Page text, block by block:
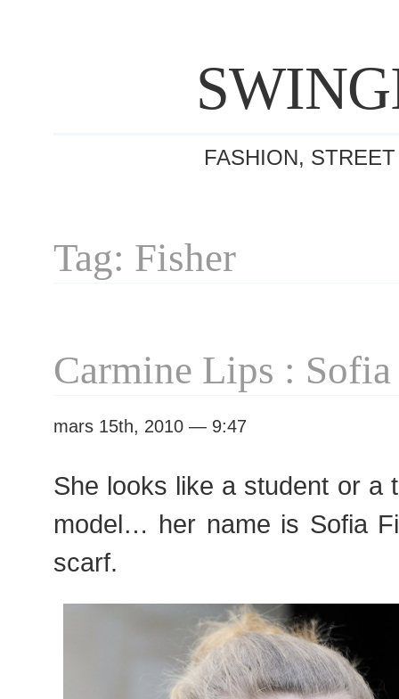
FASHION,
Tag: Fisher
Carmine Lips :
mars 15th, 2010 — 9:47
She looks like a student or a
model… her name is Sofia
scarf.